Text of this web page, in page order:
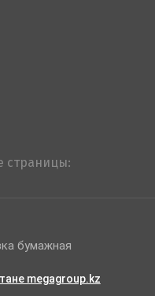
страницы:
бумажная
megagroup.kz